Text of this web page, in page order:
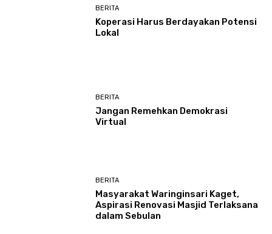
BERITA
Koperasi Harus Berdayakan Potensi
Lokal
BERITA
Jangan Remehkan Demokrasi
Virtual
BERITA
Masyarakat Waringinsari Kaget,
Aspirasi Renovasi Masjid Terlaksana
dalam Sebulan